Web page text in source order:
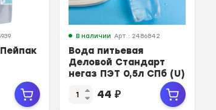
В наличии Арт.: 2486842
Вода питьевая
Деловой Стандарт
негаз ПЭТ 0,5л СПб (U)
44₽